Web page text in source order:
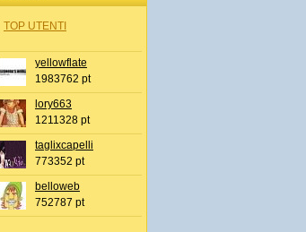
TOP UTENTI
yellowflate
1983762 pt
lory663
1211328 pt
taglixcapelli
773352 pt
belloweb
752787 pt